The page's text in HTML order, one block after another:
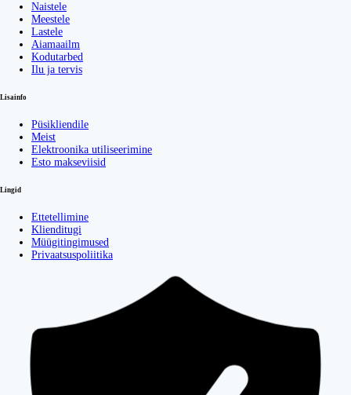
Naistele
Meestele
Lastele
Aiamaailm
Kodutarbed
Ilu ja tervis
Lisainfo
Püsikliendile
Meist
Elektroonika utiliseerimine
Esto makseviisid
Lingid
Ettetellimine
Klienditugi
Müügitingimused
Privaatsuspoliitika